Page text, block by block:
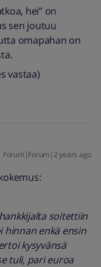
hei” on
sen joutuu
omapahan on
vastaa)
Forum|Forum|2 years ago
soitettiin
hinnan enkä ensin
kysyvänsä
tuli, pari euroa